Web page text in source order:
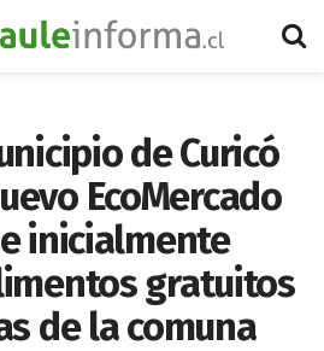
de Curicó
EcoMercado
inicialmente
gratuitos
de la comuna